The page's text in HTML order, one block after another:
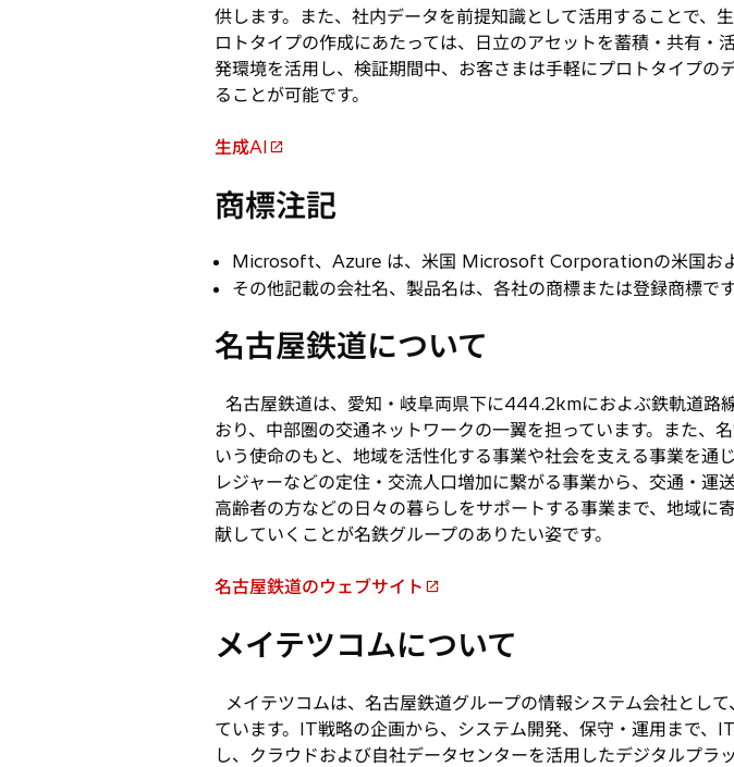
供します。また、社内データを前提知識として活用することで、
ロトタイプの作成にあたっては、日立のアセットを蓄積・共有
発環境を活用し、検証期間中、お客さまは手軽にプロトタイプ
ることが可能です。
生成AI
新
い
ブ
で
く
商標注記
Microsoft、Azure は、米国 Microsoft Corporationの米国およ
その他記載の会社名、製品名は、各社の商標または登録商標です
名古屋鉄道について
名古屋鉄道は、愛知・岐阜両県下に444.2kmにおよぶ鉄軌道路
おり、中部圏の交通ネットワークの一翼を担っています。また、
いう使命のもと、地域を活性化する事業や社会を支える事業を通
レジャーなどの定住・交流人口増加に繋がる事業から、交通・
高齢者の方などの日々の暮らしをサポートする事業まで、地域
献していくことが名鉄グループのありたい姿です。
名古屋鉄道のウェブサイト
新
い
ブ
で
開
メイテツコムについて
メイテツコムは、名古屋鉄道グループの情報システム会社とし
ています。IT戦略の企画から、システム開発、保守・運用まで
し、クラウドおよび自社データセンターを活用したデジタルプ